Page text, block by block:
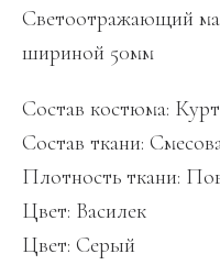
Светоотражающий
шириной 50мм
Состав костюма:
Состав ткани:
Плотность ткани:
Цвет: Василек
Цвет: Серый